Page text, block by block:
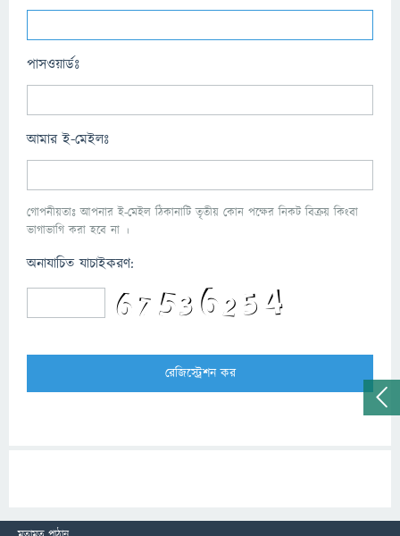
পাসওয়ার্ডঃ
আমার ই-মেইলঃ
গোপনীয়তাঃ আপনার ই-মেইল ঠিকানাটি তৃতীয় কোন পক্ষের নিকট বিক্রয় কিংবা
ভাগাভাগি করা হবে না ।
অনাযাচিত যাচাইকরণ: